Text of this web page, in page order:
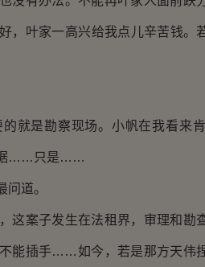
，叶家一高兴给我点儿辛苦钱
是勘察现场。小帆在我看来肯
据……只是……
道。
案子发生在法租界，审理和勘
能插手……如今，若是那方天伟